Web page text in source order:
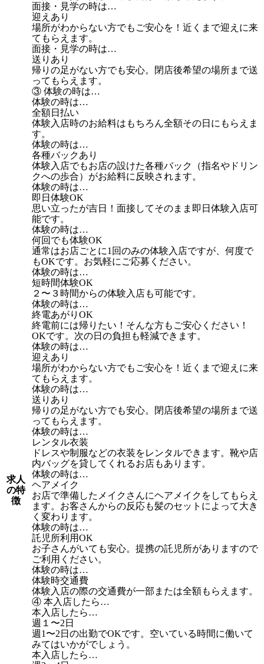
求人
の特
徴
面接・見学の時は…
迎えあり
場所がわからない方でもご安心を！近くまで迎えに来
てもらえます。
面接・見学の時は…
送りあり
帰りの足がない方でも安心。閉店後希望の場所まで送
ってもらえます。
③ 体験の時は…
体験の時は…
全額日払い
体験入店時のお給料はもちろん全額その日にもらえま
す。
体験の時は…
各種バックあり
体験入店でもお店の設けた各種バック（指名やドリン
クへの歩合）がお給料に反映されます。
体験の時は…
即日体験OK
思い立ったが吉日！面接してそのまま即日体験入店可
能です。
体験の時は…
何回でも体験OK
通常はお店ごとに1回のみの体験入店ですが、何度で
もOKです。お気軽にご応募ください。
体験の時は…
短時間体験OK
２〜３時間からの体験入店も可能です。
体験の時は…
終電あがりOK
終電前には帰りたい！そんな方もご安心ください！
OKです。次の日の負担も軽減できます。
体験の時は…
迎えあり
場所がわからない方でもご安心を！近くまで迎えに来
てもらえます。
体験の時は…
送りあり
帰りの足がない方でも安心。閉店後希望の場所まで送
ってもらえます。
体験の時は…
レンタル衣装
ドレスや制服などの衣装をレンタルできます。靴や店
内バッグを貸してくれるお店もあります。
体験の時は…
ヘアメイク
お店で準備したメイクさんにヘアメイクをしてもらえ
ます。お客さんからの反応も髪のセットによって大き
く変わります。
体験の時は…
託児所利用OK
お子さんがいても安心。提携の託児所がありますので
ご利用ください。
体験の時は…
体験時交通費
体験入店の際の交通費が一部または全額もらえます。
④ 本入店したら…
本入店したら…
週１〜2日
週1〜2日の出勤でOKです。空いている時間に働いて
みてはいかがでしょう。
本入店したら…